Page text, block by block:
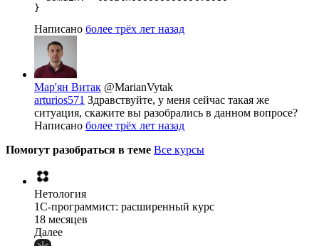
}
Написано более трёх лет назад
Мар'ян Витак @MarianVytak
arturios571 Здравствуйте, у меня сейчас такая же
ситуация, скажите вы разобрались в данном вопросе?
Написано более трёх лет назад
Помогут разобраться в теме Все курсы
Нетология
1C-программист: расширенный курс
18 месяцев
Далее